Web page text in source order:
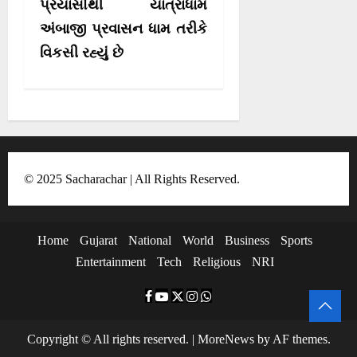
g
a
o
n
પ્રયાસોથી યાત્રાધામ
અંબાજી પ્રવાસન ધામ તરીકે
વિકસી રહ્યું છે
© 2025 Sacharachar | All Rights Reserved.
Home Gujarat National World Business
Sports
Entertainment
Tech Religious NRI
F
c
Y
u
T
i
I
s
W
a
Copyright © All rights reserved. | MoreNewsby AF themes.